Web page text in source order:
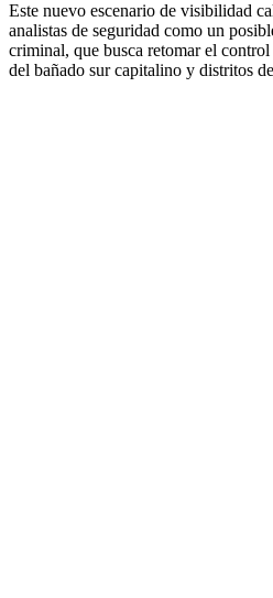
Este nuevo escenario de visibilidad
analistas de seguridad como un
criminal, que busca retomar el
del bañado sur capitalino y distritos